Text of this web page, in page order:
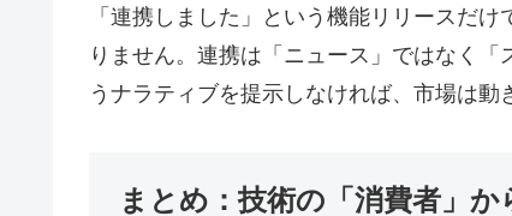
「連携しました」という機能リリースだ
りません。連携は「ニュース」ではなく
うナラティブを提示しなければ、市場は動
まとめ：技術の「消費者」